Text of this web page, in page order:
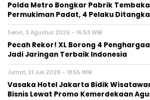
Polda Metro Bongkar Pabrik
Permukiman Padat, 4 Pelaku
Senin, 3 Agustus 2026 - 16:53 WIB
Pecah Rekor! XL Borong 4
Jadi Jaringan Terbaik Indonesia
Jumat, 31 Juli 2026 - 18:55 WIB
Vasaka Hotel Jakarta Bidik
Bisnis Lewat Promo Kemerdekaan